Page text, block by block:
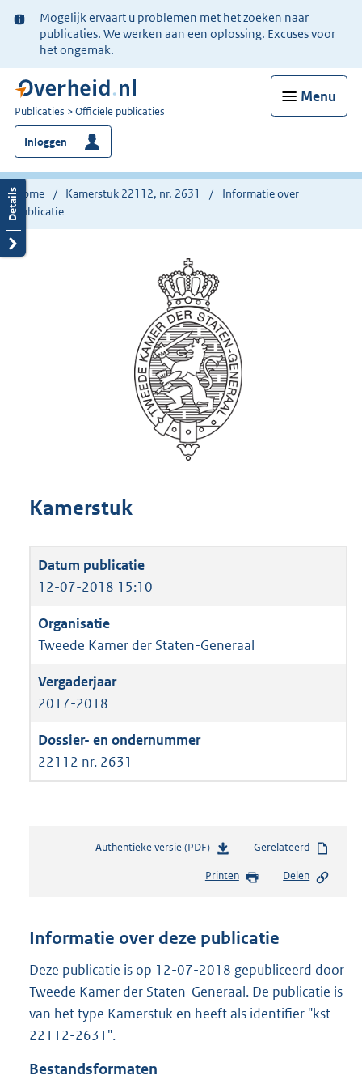
Ter
informatie:
Mogelijk ervaart u problemen met het zoeken naar
publicaties. We werken aan een oplossing. Excuses voor
het ongemak.
Menu
U
bent
nu
hier:
Publicaties Officiële publicaties
Inloggen
Home Kamerstuk 22112, nr. 2631
Informatie over
publicatie
Kamerstuk
12-07-2018 15:10
Tweede Kamer der Staten-Generaal
2017-2018
22112 nr. 2631
Authentieke versie (PDF)b
s
n
s
r
o
Gerelateerd
Printen Delen
Informatie over deze publicatie
Deze publicatie is op 12-07-2018 gepubliceerd door
Tweede Kamer der Staten-Generaal. De publicatie is
van het type Kamerstuk en heeft als identifier "kst-
22112-2631".
Bestandsformaten